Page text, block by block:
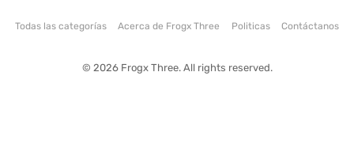
Todas las categorías Acerca de Frogx Three Politicas Contáctanos
© 2026 Frogx Three. All rights reserved.